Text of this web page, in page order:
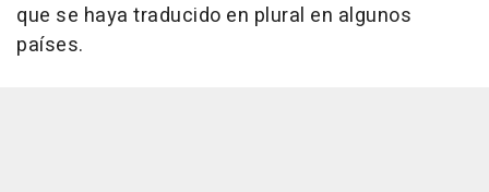
que se haya traducido en plural en algunos
países.